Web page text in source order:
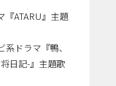
『ATARU』主題
ドラマ『鴨、
日記-』主題歌